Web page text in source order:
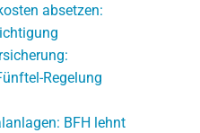
absetzen:
Regelung
BFH lehnt